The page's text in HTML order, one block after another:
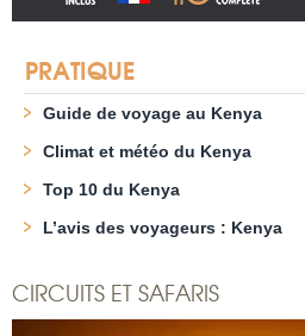
PRATIQUE
Guide de voyage au Kenya
Climat et météo du Kenya
Top 10 du Kenya
L’avis des voyageurs : Kenya
CIRCUITS ET SAFARIS